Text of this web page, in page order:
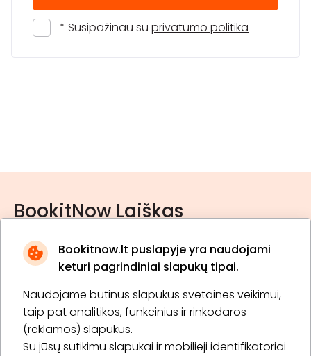
Bookitnow.lt puslapyje yra naudojami
keturi pagrindiniai slapukų tipai.
Naudojame būtinus slapukus svetainės veikimui,
taip pat analitikos, funkcinius ir rinkodaros
(reklamos) slapukus.
Su jūsų sutikimu slapukai ir mobilieji identifikatoriai
* Susipažinau su privatumo politika
BookitNow Laiškas
* Susipažinau su privatumo politika
Prenumeruoti